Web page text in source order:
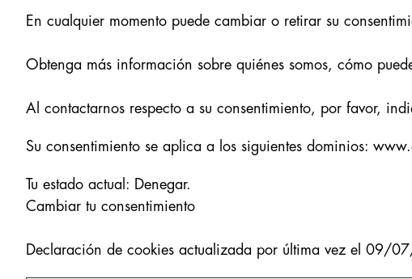
En cualquier momento puede cambiar o retirar su
Obtenga más información sobre quiénes somos, cómo
Al contactarnos respecto a su consentimiento, por favor,
Su consentimiento se aplica a los siguientes dominios:
Tu estado actual: Denegar.
Cambiar tu consentimiento
Declaración de cookies actualizada por última vez el 09/